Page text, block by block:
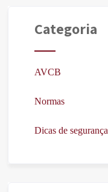
Categoria
AVCB
Normas
Dicas de segurança